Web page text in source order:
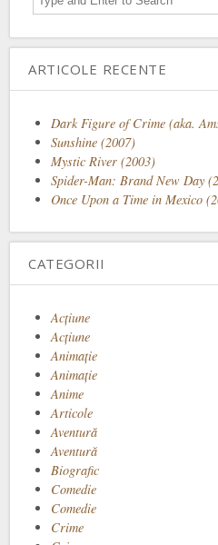
ARTICOLE RECENTE
Dark Figure of Crime (aka.
Sunshine (2007)
Mystic River (2003)
Spider-Man: Brand New Day
Once Upon a Time in Mexico
CATEGORII
Acţiune
Acțiune
Animaţie
Animație
Anime
Articole
Aventură
Aventură
Biografic
Comedie
Comedie
Crime